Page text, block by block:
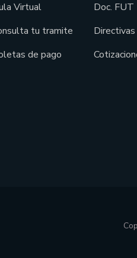
Virtual
tu tramite
de pago
Doc. FUT
Directivas